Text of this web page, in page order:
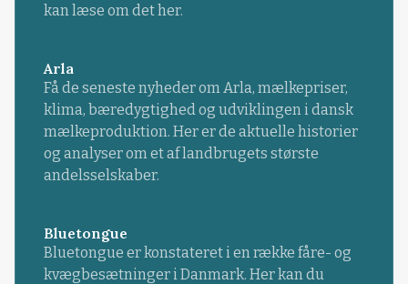
kan læse om det her.
Arla
Få de seneste nyheder om Arla, mælkepriser,
klima, bæredygtighed og udviklingen i dansk
mælkeproduktion. Her er de aktuelle historier
og analyser om et af landbrugets største
andelsselskaber.
Bluetongue
Bluetongue er konstateret i en række fåre- og
kvægbesætninger i Danmark. Her kan du